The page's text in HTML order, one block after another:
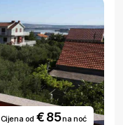
Cijena od € 85na noć